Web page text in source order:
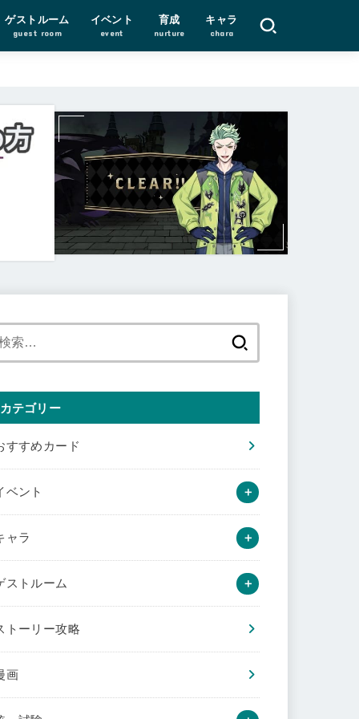
ゲストルーム
guest room
イベント
event
育成
nurture
キャラ
chara
カテゴリー
すすめカード
ベント
ャラ
ストルーム
トーリー攻略
画